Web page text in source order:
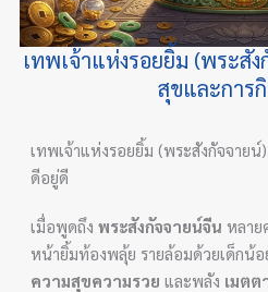
เทพเจ้าแห่งรอยยิ้ม (พระสั
สุขและการ
เทพเจ้าแห่งรอยยิ้ม (พระสังกัจจาย
ดีอยู่ดี
เมื่อพูดถึงพระสังกัจจายน์จีน หลา
หน้ายิ้มท้องพลุ้ย รายล้อมด้วยเด็กน้อ
ความสุขความรวย และพลัง เมตต